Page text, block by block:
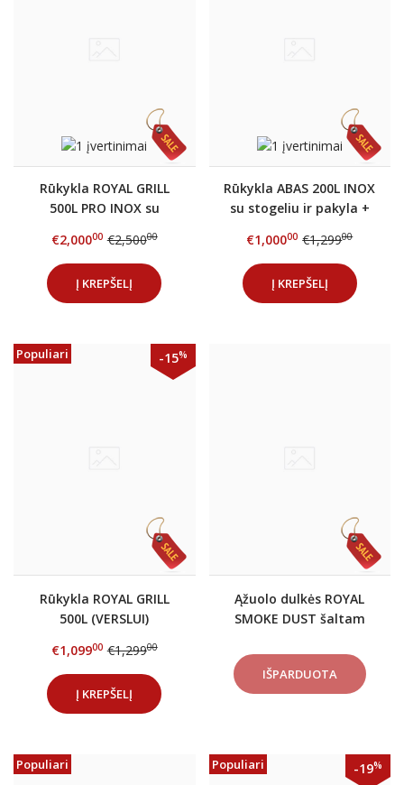
Rūkykla ROYAL GRILL
500L PRO INOX su
nerūdijančio plieno +
DOVANOS
€2,00000 €2,50000
Į KREPŠELĮ
Rūkykla ABAS 200L INOX
su stogeliu ir pakyla +
€1,00000 €1,29900
Į KREPŠELĮ
Populiari -15%
Rūkykla ROYAL GRILL
500L (VERSLUI)
lentynomis + DOVANOS
€1,09900 €1,29900
Į KREPŠELĮ
Ąžuolo dulkės ROYAL
SMOKE DUST šaltam
Populiari Populiari -19%